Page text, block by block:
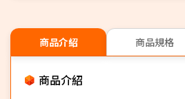
商品介紹 商品規格
商品介紹